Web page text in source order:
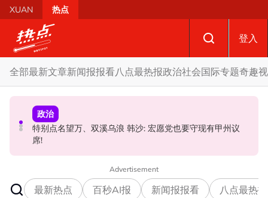
Skip to main content
XUAN 热点
登入
全部最新文章新闻报报看八点最热报政治社会国际专题奇趣
社会
黑木山关卡粉色行李箱引发炸弹惊魂 警方: 将调监控追查行
李箱主人
国际
泰校园枪击案酿8师生亡 枪手疑遭长期遭霸凌成导火索
政治
特别点名望万、双溪乌浪 韩沙: 宏愿党也要守现有甲州议
席!
Advertisement
最新热点 百秒AI报 新闻报报看 八点最热报